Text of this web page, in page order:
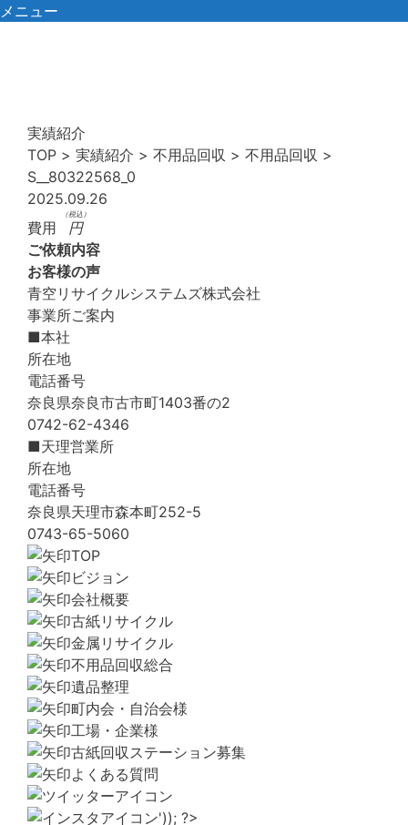
コ
メニュー
実績紹介
TOP > 実績紹介 > 不用品回収 > 不用品回収 >
S__80322568_0
2025.09.26
費用
円
（税込）
ご依頼内容
お客様の声
青空リサイクルシステムズ株式会社
事業所ご案内
■本社
所在地
電話番号
奈良県奈良市古市町1403番の2
0742-62-4346
■天理営業所
所在地
電話番号
奈良県天理市森本町252-5
0743-65-5060
TOP
ビジョン
会社概要
古紙リサイクル
金属リサイクル
不用品回収総合
遺品整理
町内会・自治会様
工場・企業様
古紙回収ステーション募集
よくある質問